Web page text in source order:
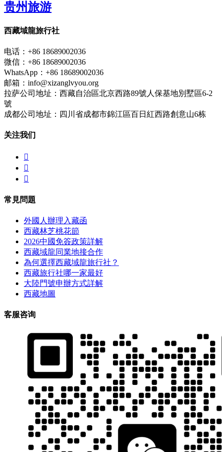
贵州旅游
西藏域龍旅行社
电话：+86 18689002036
微信：+86 18689002036
WhatsApp：+86 18689002036
邮箱：info@xizanglvyou.org
拉萨公司地址：西藏自治區北京西路89號人保基地別墅區6-2
號
成都公司地址：四川省成都市錦江區百日紅西路創意山6栋
关注我们



常見問題
外國人辦理入藏函
西藏林芝桃花節
2026中國免簽政策詳解
西藏域龍同業地接合作
為何選擇西藏域龍旅行社？
西藏旅行社哪一家最好
大陸門號申辦方式詳解
西藏地圖
客服咨询